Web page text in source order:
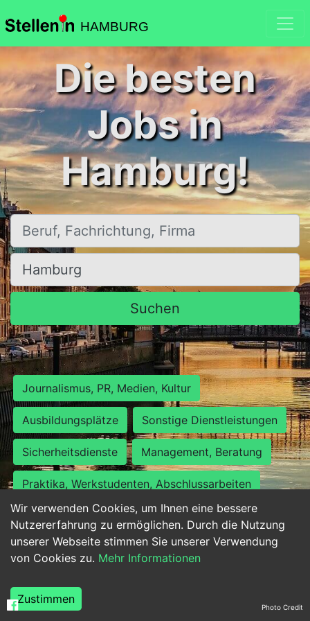
HAMBURG
Wir verwenden Cookies, um Ihnen eine bessere
Nutzererfahrung zu ermöglichen. Durch die Nutzung
unserer Webseite stimmen Sie unserer Verwendung
von Cookies zu. Mehr Informationen
Zustimmen
Die besten
Jobs in
Hamburg!
Beruf, Fachrichtung, Firma
Ort, Stadt
Suchen
Journalismus, PR, Medien, Kultur
Ausbildungsplätze Sonstige Dienstleistungen
Sicherheitsdienste Management, Beratung
Praktika, Werkstudenten, Abschlussarbeiten
Personalwesen Assistenz, Sekretariat
Hilfskräfte, Aushilfs- und Nebenjobs
Weiterbildung, Studium, duale Ausbildung Photo Credit